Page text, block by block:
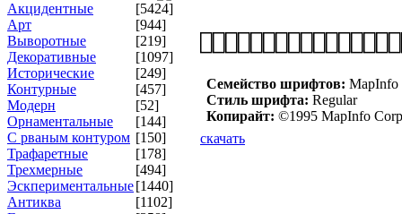
Акцидентные
[5424]
Арт
[944]
Выворотные
[219]
Декоративные
[1097]
Исторические
[249]
Контурные
[457]
Модерн
[52]
Орнаментальные
[144]
С рваным контуром [150]
Трафаретные
[178]
Трехмерные
[494]
Эскпериментальные[1440]
Антиква
[1102]
Семейство шрифтов: MapInfo
Стиль шрифта: Regular
Копирайт: ©1995 MapInfo
скачать